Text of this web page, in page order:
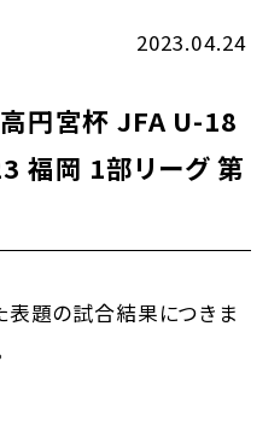
2023.04.24
高円宮杯 JFA U-18
福岡 1部リーグ 第
題の試合結果につきま